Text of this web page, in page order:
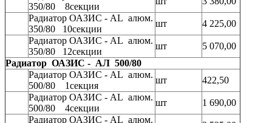
350/80 8секции
Радиатор ОАЗИС - AL алюм.
350/80 10секции
шт
4 225,00
Радиатор ОАЗИС - AL алюм.
350/80 12секции
шт
5 070,00
Радиатор ОАЗИС - АЛ 500/80
Радиатор ОАЗИС - AL алюм.
500/80 1секция
шт
422,50
Радиатор ОАЗИС - AL алюм.
500/80 4секции
шт
1 690,00
Радиатор ОАЗИС - AL алюм.